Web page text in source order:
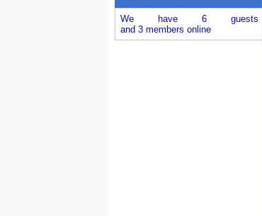
We have 6 guests
and 3 members online